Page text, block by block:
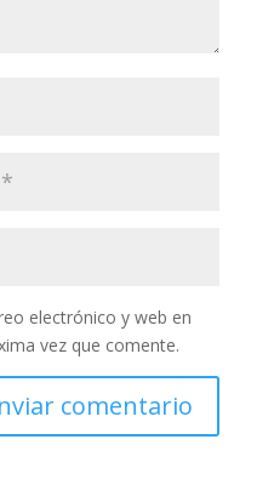
electrónico y web en
vez que comente.